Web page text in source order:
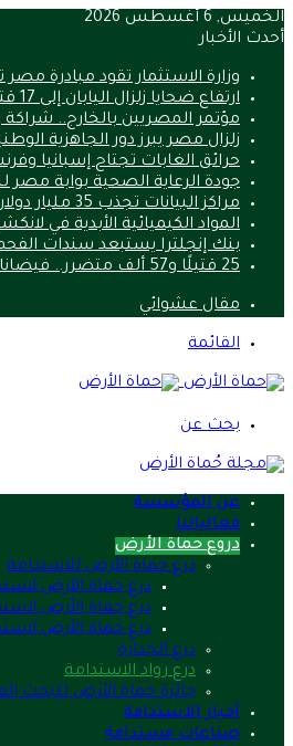
الخميس, 6 أغسطس 2026
أحدث الأخبار
وزارة الاستثمار تقود مبادرة
ارتفاع ضحايا زلزال اليابان إلى 17 قتيلًا مع تفاقم أزمة المياه والحرارة
مؤتمر المصريين بالخارج.. شراكة
زلزال مصر يبرز دور الجاهزية
حرائق الغابات تجتاح إسبانيا
جودة الرعاية الصحية بوابة
مراكز البيانات تجذب 35 مليار دولار إلى ماليزيا وسط قلق متزايد من استنزاف الموارد
المواد الكيميائية الأبدية في
بنك إنجلترا يستبعد سندات
25 قتيلًا و57 ألف متضرر.. فيضانات الهند تحاصر ولايات الشمال
مقال عشوائي
القائمة
بحث عن
عن المؤسسة
فعالياتنا
دروع حماة الأرض
درع حماة الأرض للاستدامة
درع حماة الأرض
درع حماة الأرض
درع حماة الأرض
درع الجدارة
درع رواد الاستدامة
جائزة حماة الأرض للبحث
أخبار الاستدامة
صناعات مستدامة